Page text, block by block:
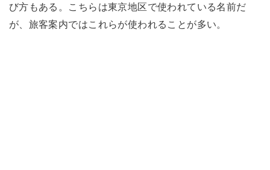
び方もある。こちらは東京地区で使われている名前だ
が、旅客案内ではこれらが使われることが多い。